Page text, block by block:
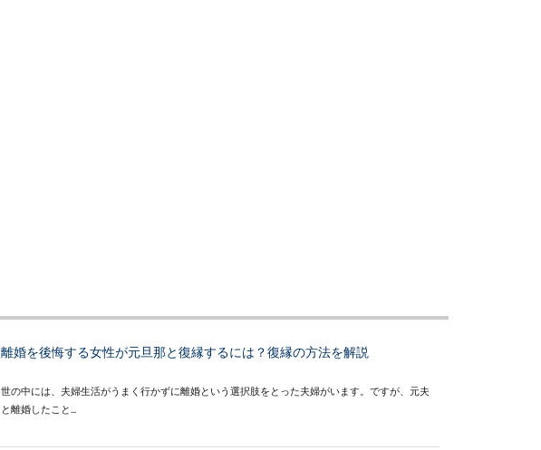
離婚を後悔する女性が元旦那と復縁するには？復縁の方法を解説
世の中には、夫婦生活がうまく行かずに離婚という選択肢をとった夫婦がいます。ですが、元夫
と離婚したこと...